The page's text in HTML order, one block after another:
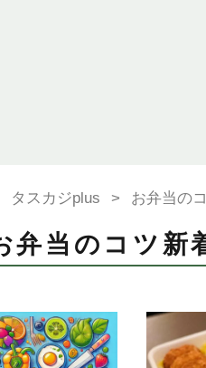
タスカジplus > お弁当の
弁当のコツ新